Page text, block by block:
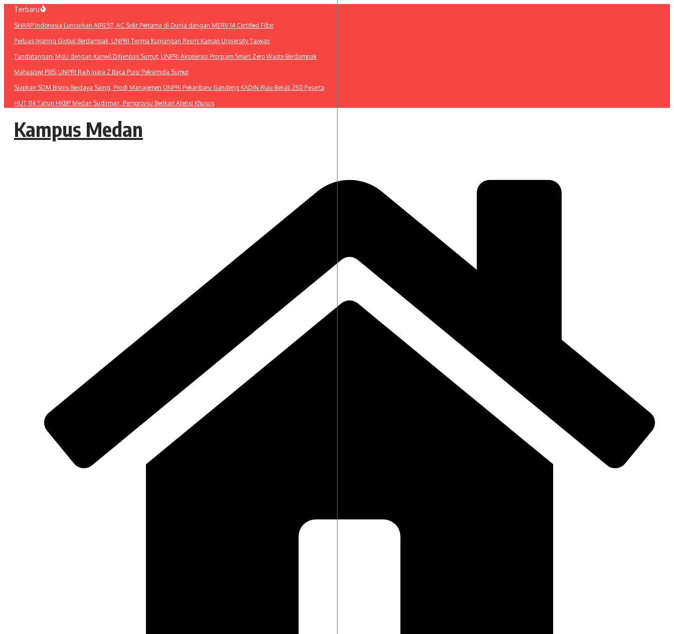
Lewati
konten
Terbaru
SHARP Indonesia Luncurkan AIREST, AC Split Pertama di Dunia dengan MERV 14 Certified Filter
Perluas Jejaring Global Berdampak, UNPRI Terima Kunjungan Resmi Kainan University Taiwan
Tandatangani MoU dengan Kanwil Ditjenpas Sumut, UNPRI Akselerasi Program Smart Zero Waste Berdampak
Mahasiswi PBSI UNPRI Raih Juara 2 Baca Puisi Peksimida Sumut
Siapkan SDM Bisnis Berdaya Saing, Prodi Manajemen UNPRI Pekanbaru Gandeng KADIN Riau Bekali 250 Peserta
HUT 114 Tahun HKBP Medan Sudirman, Pemprovsu Berikan Atensi Khusus
Kampus Medan